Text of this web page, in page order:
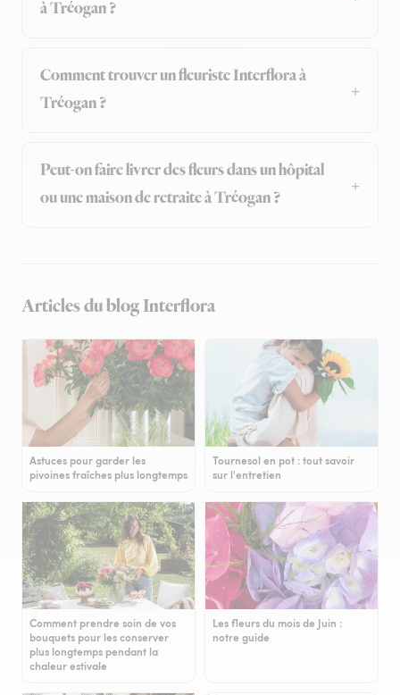
à Tréogan ?
Comment trouver un fleuriste Interflora à
Tréogan ?
Peut-on faire livrer des fleurs dans un hôpital
ou une maison de retraite à Tréogan ?
Articles du blog Interflora
Astuces pour garder les
pivoines fraîches plus longtemps
Tournesol en pot : tout savoir
sur l'entretien
Comment prendre soin de vos
bouquets pour les conserver
plus longtemps pendant la
chaleur estivale
Les fleurs du mois de Juin :
notre guide